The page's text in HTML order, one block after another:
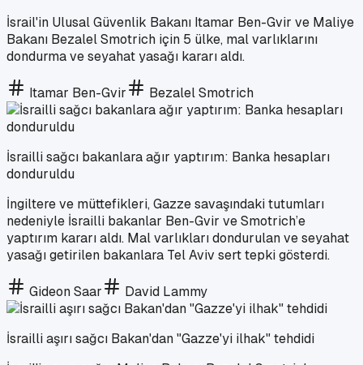
İsrail'in Ulusal Güvenlik Bakanı Itamar Ben-Gvir ve Maliye
Bakanı Bezalel Smotrich için 5 ülke, mal varlıklarını
dondurma ve seyahat yasağı kararı aldı.
Itamar Ben-Gvir Bezalel Smotrich
İsrailli sağcı bakanlara ağır yaptırım: Banka hesapları
donduruldu
İngiltere ve müttefikleri, Gazze savaşındaki tutumları
nedeniyle İsrailli bakanlar Ben-Gvir ve Smotrich’e
yaptırım kararı aldı. Mal varlıkları dondurulan ve seyahat
yasağı getirilen bakanlara Tel Aviv sert tepki gösterdi.
Gideon Saar David Lammy
İsrailli aşırı sağcı Bakan'dan "Gazze'yi ilhak" tehdidi